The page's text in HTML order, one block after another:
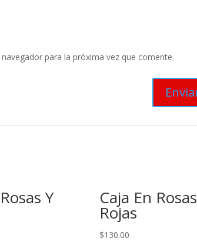
para la próxima vez que comente.
Y Caja En Rosas
Rojas
$130.00